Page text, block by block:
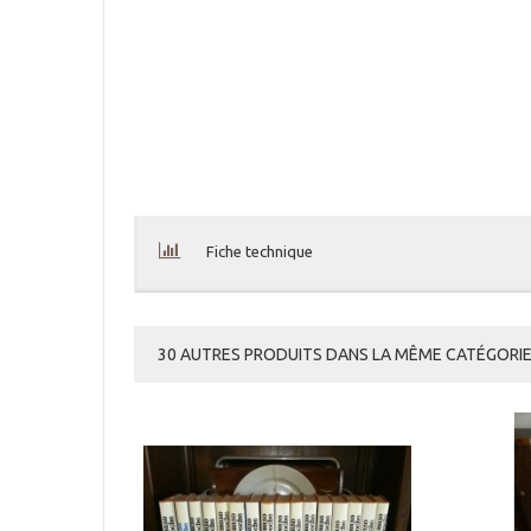
Fiche technique
30 AUTRES PRODUITS DANS LA MÊME